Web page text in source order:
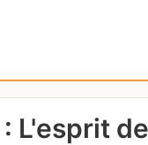
L'esprit